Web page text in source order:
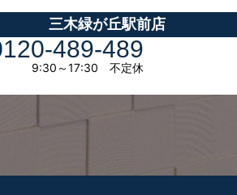
三木緑が丘駅前店
489-489
9:30～17:30 不定休